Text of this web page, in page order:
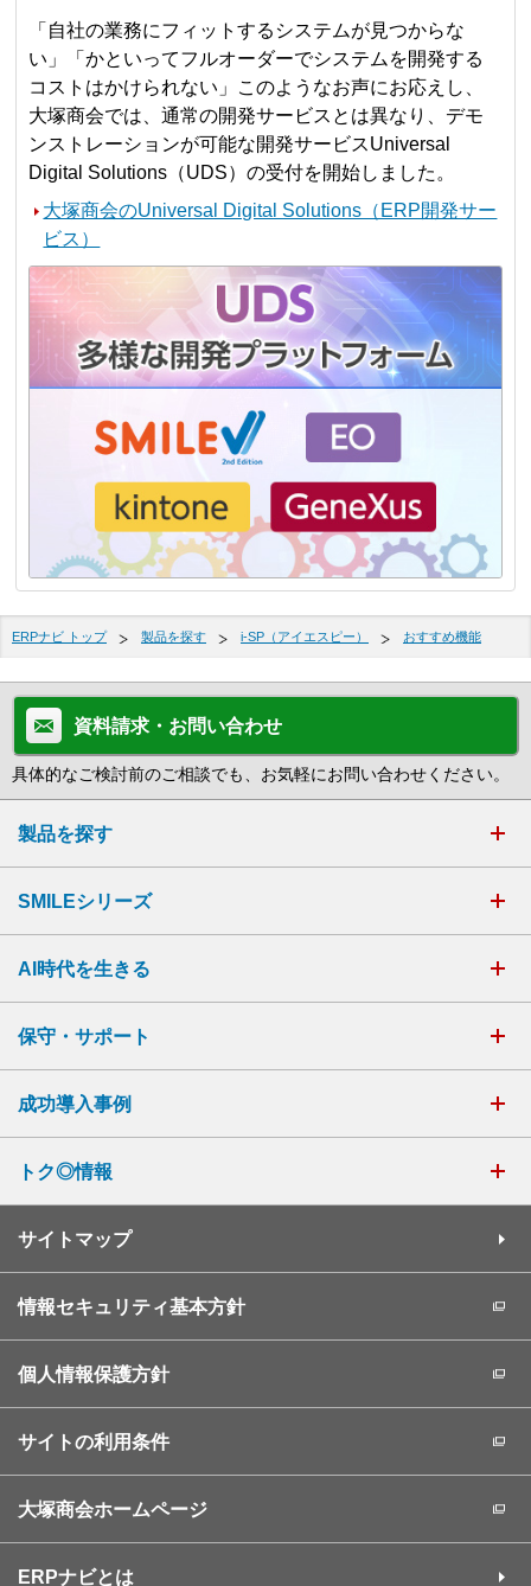
「自社の業務にフィットするシステムが見つからな
い」「かといってフルオーダーでシステムを開発する
コストはかけられない」このようなお声にお応えし、
大塚商会では、通常の開発サービスとは異なり、デモ
ンストレーションが可能な開発サービスUniversal
Digital Solutions（UDS）の受付を開始しました。
大塚商会のUniversal Digital Solutions（ERP開発サー
ビス）
ERPナビ トップ 製品を探す i-SP（アイエスピー） おすすめ機能
資料請求・お問い合わせ
具体的なご検討前のご相談でも、お気軽にお問い合わせください。
製品を探す
SMILEシリーズ
AI時代を生きる
保守・サポート
成功導入事例
トク◎情報
サイトマップ
情報セキュリティ基本方針
個人情報保護方針
サイトの利用条件
大塚商会ホームページ
ERPナビとは